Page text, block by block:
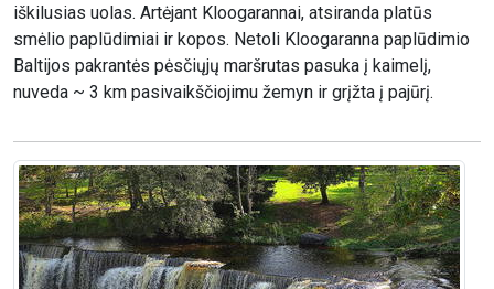
iškilusias uolas. Artėjant Kloogarannai, atsiranda platūs
smėlio paplūdimiai ir kopos. Netoli Kloogaranna paplūdimio
Baltijos pakrantės pėsčiųjų maršrutas pasuka į kaimelį,
nuveda ~ 3 km pasivaikščiojimu žemyn ir grįžta į pajūrį.